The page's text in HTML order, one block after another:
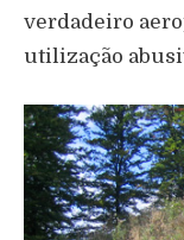
verdadeiro
utilização